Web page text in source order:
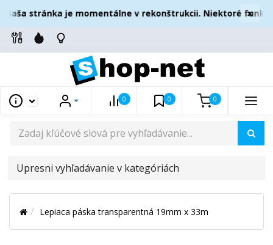
stránka je momentálne v rekonštrukcii. Niektoré ×
0 0 0
UPRESNI
V
KATEGÓRIÁCH
Lepiaca páska transparentná 19mm x 33m